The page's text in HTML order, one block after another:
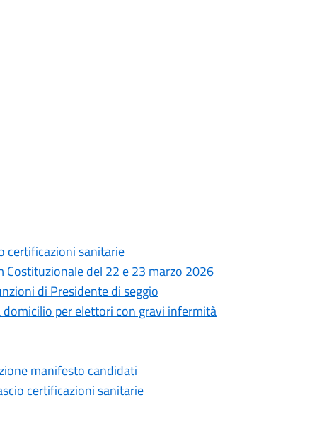
certificazioni sanitarie
del 22 e 23 marzo 2026
di Presidente di seggio
per elettori con gravi infermità
manifesto candidati
certificazioni sanitarie